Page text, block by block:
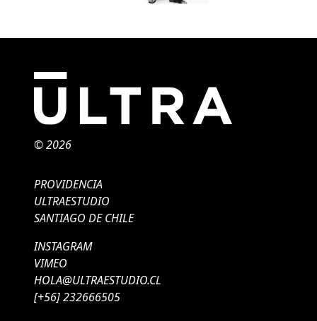
© 2026
PROVIDENCIA
ULTRAESTUDIO
SANTIAGO DE CHILE
INSTAGRAM
VIMEO
HOLA@ULTRAESTUDIO.CL
[+56] 232666505